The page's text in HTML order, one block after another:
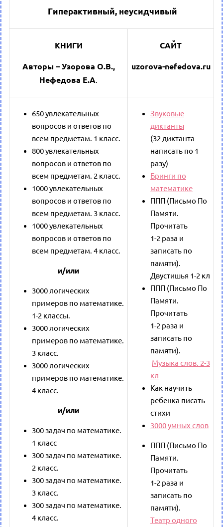
Гиперактивный, неусидчивый
КНИГИ
Авторы – Узорова О.В.,
Нефедова Е.А.
САЙТ
uzorova-nefedova.ru
650 увлекательных
вопросов и ответов по
всем предметам. 1 класс.
800 увлекательных
вопросов и ответов по
всем предметам. 2 класс.
1000 увлекательных
вопросов и ответов по
всем предметам. 3 класс.
1000 увлекательных
вопросов и ответов по
всем предметам. 4 класс.
и/или
3000 логических
примеров по математике.
1-2 классы.
3000 логических
примеров по математике.
3 класс.
3000 логических
примеров по математике.
4 класс.
и/или
300 задач по математике.
1 класс
300 задач по математике.
2 класс.
300 задач по математике.
3 класс.
300 задач по математике.
4 класс.
Звуковые
диктанты
(32 диктанта
написать по 1
разу)
Бринги по
математике
ППП (Письмо По
Памяти.
Прочитать
1-2 раза и
записать по
памяти).
Двустишья 1-2 кл
ППП (Письмо По
Памяти.
Прочитать
1-2 раза и
записать по
памяти).
Музыка слов. 2-3
кл
Как научить
ребенка писать
стихи
3000 умных слов
ППП (Письмо По
Памяти.
Прочитать
1-2 раза и
записать по
памяти).
Театр одного